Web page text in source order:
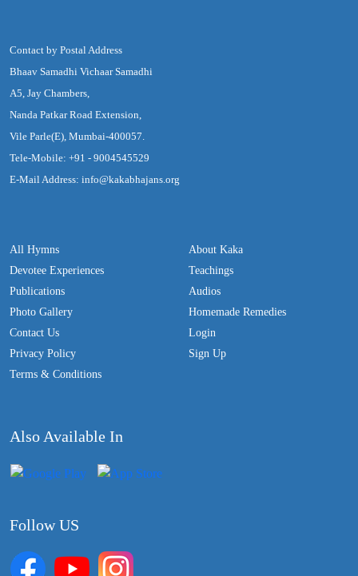
Contact by Postal Address
Bhaav Samadhi Vichaar Samadhi
A5, Jay Chambers,
Nanda Patkar Road Extension,
Vile Parle(E), Mumbai-400057.
Tele-Mobile: +91 - 9004545529
E-Mail Address: info@kakabhajans.org
All Hymns
Devotee Experiences
Publications
Photo Gallery
Contact Us
Privacy Policy
Terms & Conditions
About Kaka
Teachings
Audios
Homemade Remedies
Login
Sign Up
Also Available In
Follow US